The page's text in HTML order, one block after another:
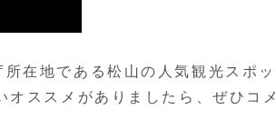
在地である松山の人気観光スポッ
ススメがありましたら、ぜひコメ